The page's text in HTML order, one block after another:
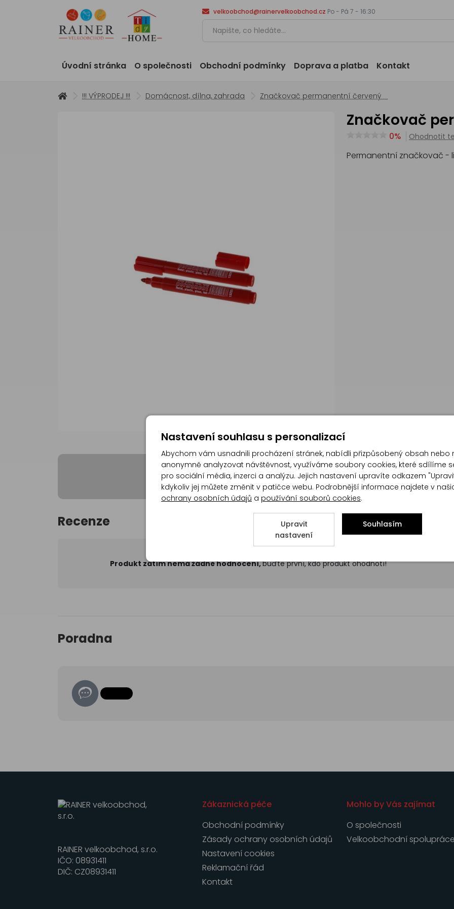
velkoobchod@rainervelkoobchod.cz Po - Pá 7 - 16:30
Úvodní stránka O společnosti Obchodní podmínky Doprava a platba Kontakt
!!! VÝPRODEJ !!! Domácnost, dílna, zahrada Značkovač permanentní červený
Značkovač
0% Ohodnotit
Permanentní značkovač -
Recenze↓ Poradna↓
Recenze
Produkt zatím nemá žádné hodnocení,buďte první, kdo produkt ohodnotí!
Poradna
RAINER velkoobchod, s.r.o.
IČO: 08931411
DIČ: CZ08931411
Zákaznická péče
Obchodní podmínky
Zásady ochrany osobních údajů
Nastavení cookies
Reklamační řád
Kontakt
Mohlo by Vás zajímat
O společnosti
Velkoobchodní spolupráce
Nastavení souhlasu s personalizací
Abychom vám usnadnili procházení stránek, nabídli přizpůsobený obsah nebo
anonymně analyzovat návštěvnost, využíváme soubory cookies, které sdílíme
pro sociální média, inzerci a analýzu. Jejich nastavení upravíte odkazem
kdykoliv jej můžete změnit v patičce webu. Podrobnější informace najdete v
ochrany osobních údajů a používání souborů cookies.
Upravit
nastavení
Souhlasím